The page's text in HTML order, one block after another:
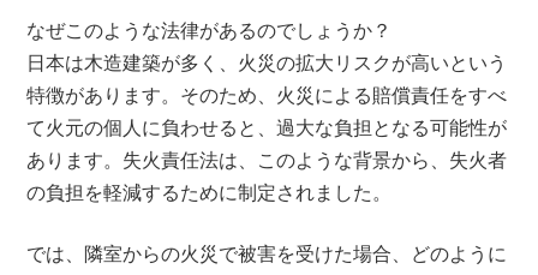
なぜこのような法律があるのでしょうか？
日本は木造建築が多く、火災の拡大リスクが高いという
特徴があります。そのため、火災による賠償責任をすべ
て火元の個人に負わせると、過大な負担となる可能性が
あります。失火責任法は、このような背景から、失火者
の負担を軽減するために制定されました。
では、隣室からの火災で被害を受けた場合、どのように